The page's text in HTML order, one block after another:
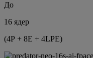
До
16 ядер
(4P + 8E + 4LPE)